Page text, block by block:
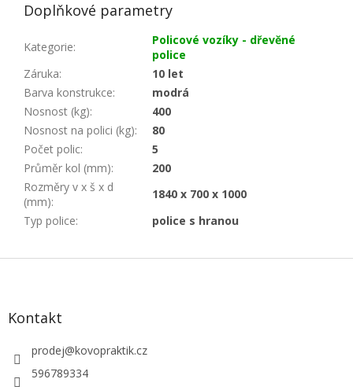
Doplňkové parametry
Kategorie:
Policové vozíky - dřevěné
police
Záruka:
10 let
Barva konstrukce:
modrá
Nosnost (kg):
400
Nosnost na polici (kg):
80
Počet polic:
5
Průměr kol (mm):
200
Rozměry v x š x d
(mm):
1840 x 700 x 1000
Typ police: police s hranou
Z
Kontakt
prodej@kovopraktik.cz
596789334